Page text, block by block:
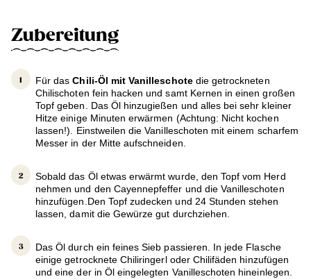
Zubereitung
Für dasChili-Öl mit Vanilleschotedie getrockneten
Chilischoten fein hacken und samt Kernen in einen großen
Topf geben. Das Öl hinzugießen und alles bei sehr kleiner
Hitze einige Minuten erwärmen (Achtung: Nicht kochen
lassen!). Einstweilen die Vanilleschoten mit einem scharfem
Messer in der Mitte aufschneiden.
Sobald das Öl etwas erwärmt wurde, den Topf vom Herd
nehmen und den Cayennepfeffer und die Vanilleschoten
hinzufügen.Den Topf zudecken und 24 Stunden stehen
lassen, damit die Gewürze gut durchziehen.
Das Öl durch ein feines Sieb passieren. In jede Flasche
einige getrocknete Chiliringerl oder Chilifäden hinzufügen
und eine der in Öl eingelegten Vanilleschoten hineinlegen.